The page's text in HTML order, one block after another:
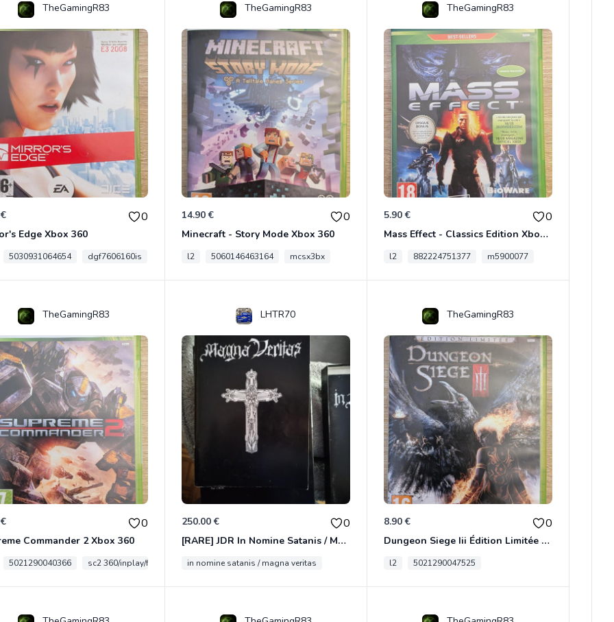
TheGamingR83
0
Edge Xbox 360
5030931064654 dgf7606160is
TheGamingR83
14.90 € 0
Minecraft - Story Mode Xbox 360
l2 5060146463164 mcsx3bx
TheGamingR83
5.90 € 0
Mass Effect - Classics Edition Xbox 360
l2 882224751377 m5900077
TheGamingR83
0
Commander 2 Xbox 360
5021290040366 sc2 360/inplay/fra
LHTR70
250.00 € 0
[RARE] JDR In Nomine Satanis / Magna Veritas – 1ère Édition BOÎTE (DOS BLANC, 1989) - CROC / Siroz
in nomine satanis / magna veritas
TheGamingR83
8.90 € 0
Dungeon Siege Iii Édition Limitée - Vf Intégrale Xbox 360
l2 5021290047525